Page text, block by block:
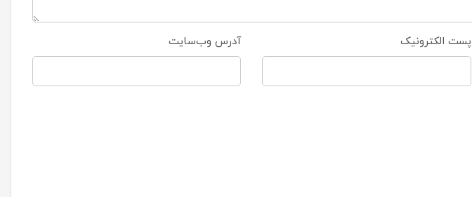
پست الکترونیک آدرس وب‌سایت